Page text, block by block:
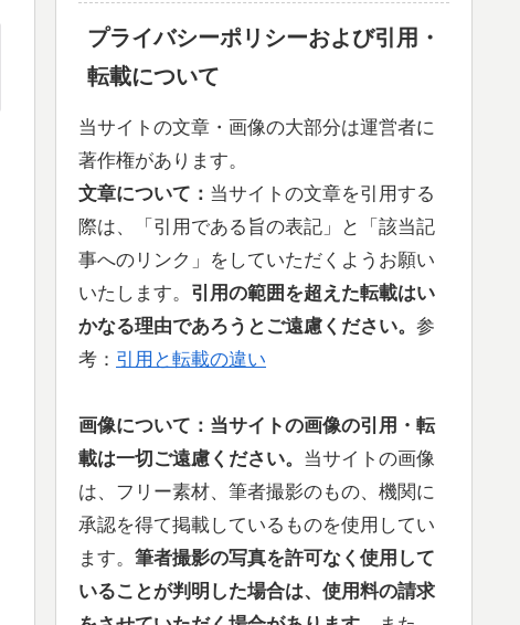
プライバシーポリシーおよび引用・
転載について
当サイトの文章・画像の大部分は運営者に
著作権があります。
文章について： 当サイトの文章を引用する
際は、「引用である旨の表記」と「該当記
事へのリンク」をしていただくようお願い
いたします。 引用の範囲を超えた転載はい
かなる理由であろうとご遠慮ください。 参
考： 引用と転載の違い
画像について：当サイトの画像の引用・転
載は一切ご遠慮ください。 当サイトの画像
は、フリー素材、筆者撮影のもの、機関に
承認を得て掲載しているものを使用してい
ます。 筆者撮影の写真を許可なく使用して
いることが判明した場合は、使用料の請求